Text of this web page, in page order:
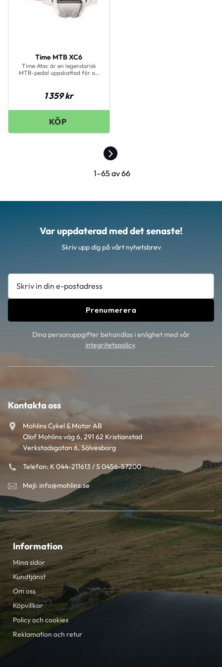
Time MTB XC6
Time Atac är en legendarisk
MTB-pedal uppskattad för att
sig lera alls, Den slutna
designen fungerar bättre än de
1 359kr
1–65 av66
Var uppdaterad med det senaste!
Skriv upp dig på vårt nyhetsbrev
Prenumerera
Dina personuppgifter behandlas i enlighet med vår
integritetspolicy.
Kontakta oss
Mohlins Cykel & Motor AB
Olof Mohlins väg 6, 291 62 Kristianstad
Verkstadsgatan 6, Sölvesborg
Telefon: K 044-211613 / S 0456-57200
Mejl: info@mohlins.se
Information
Mina sidor
Kundtjänst
Om oss
Köpvillkor
Policy och cookies
Reklamation och retur